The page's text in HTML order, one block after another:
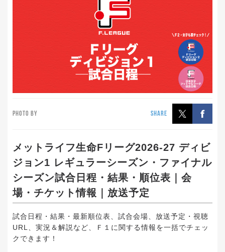
PHOTO BY SHARE
メットライフ生命Fリーグ2026-27 ディビ
ジョン1 レギュラーシーズン・ファイナル
シーズン試合日程・結果・順位表｜会
場・チケット情報｜放送予定
試合日程・結果・最新順位表、試合会場、放送予定・視聴
URL、実況＆解説など、Ｆ１に関する情報を一括でチェッ
クできます！